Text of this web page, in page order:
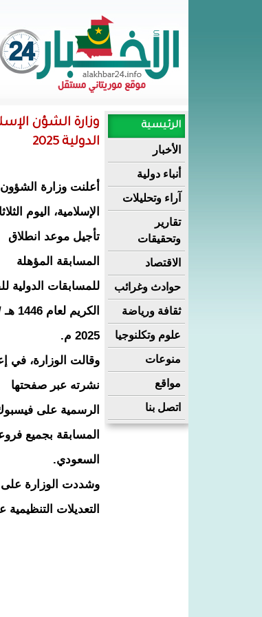
الرئيسية
الأخبار
أنباء دولية
آراء وتحليلات
تقارير
وتحقيقات
الاقتصاد
حوادث وغرائب
ثقافة ورياضة
علوم وتكلنوجيا
منوعات
مواقع
اتصل بنا
وزارة الشؤن
الدولية 2025
أعلنت وزارة الشؤون
الإسلامية، اليوم
تأجيل موعد انطلاق
المسابقة المؤهلة
للمسابقات الدولية
الكريم لعام
2025 م.
وقالت الوزارة، في
نشرته عبر صفحتها
الرسمية على
السعودي.
وشددت الوزارة
التعديلات